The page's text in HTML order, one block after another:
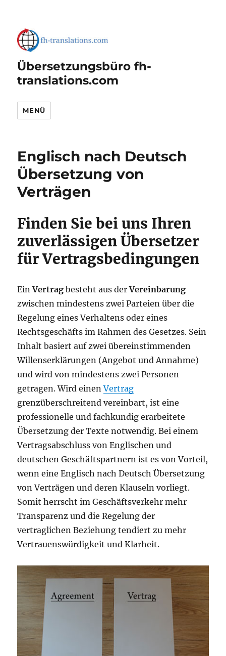
Übersetzungsbüro fh-
translations.com
MENÜ
Englisch nach Deutsch
Übersetzung von
Verträgen
Finden Sie bei uns Ihren
zuverlässigen Übersetzer
für Vertragsbedingungen
EinVertrag besteht aus derVereinbarung
zwischen mindestens zwei Parteien über die
Regelung eines Verhaltens oder eines
Rechtsgeschäfts im Rahmen des Gesetzes. Sein
Inhalt basiert auf zwei übereinstimmenden
Willenserklärungen (Angebot und Annahme)
und wird von mindestens zwei Personen
getragen. Wird einenVertrag
grenzüberschreitend vereinbart, ist eine
professionelle und fachkundig erarbeitete
Übersetzung der Texte notwendig. Bei einem
Vertragsabschluss von Englischen und
deutschen Geschäftspartnern ist es von Vorteil,
wenn eine Englisch nach Deutsch Übersetzung
von Verträgen und deren Klauseln vorliegt.
Somit herrscht im Geschäftsverkehr mehr
Transparenz und die Regelung der
vertraglichen Beziehung tendiert zu mehr
Vertrauenswürdigkeit und Klarheit.